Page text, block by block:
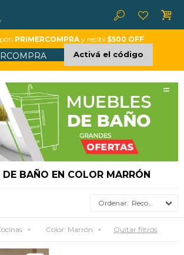
PRIMERCOMPRA y recibí $500 OFF
Activá el código
DE BAÑO EN COLOR MARRÓN
Recomendados
Color: Marrón Quitar filtros